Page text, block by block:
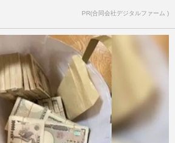
PR(合同会社デジタルファーム )